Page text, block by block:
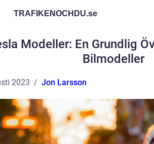
TRAFIKENOCHDU.se
Modeller: En Grundlig
Bilmodeller
2023 Jon Larsson